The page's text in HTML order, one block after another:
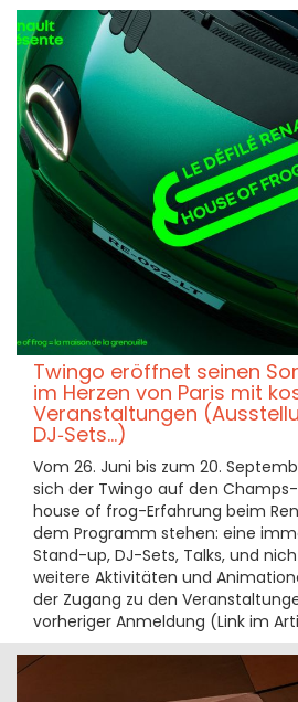
Twingo eröffnet seinen
im Herzen von Paris mit
Veranstaltungen
DJ‑Sets...)
Vom 26. Juni bis zum 20.
sich der Twingo auf den
house of frog-Erfahrung beim
dem Programm stehen: eine
Stand-up, DJ-Sets, Talks, und
weitere Aktivitäten und
der Zugang zu den
vorheriger Anmeldung (Link im